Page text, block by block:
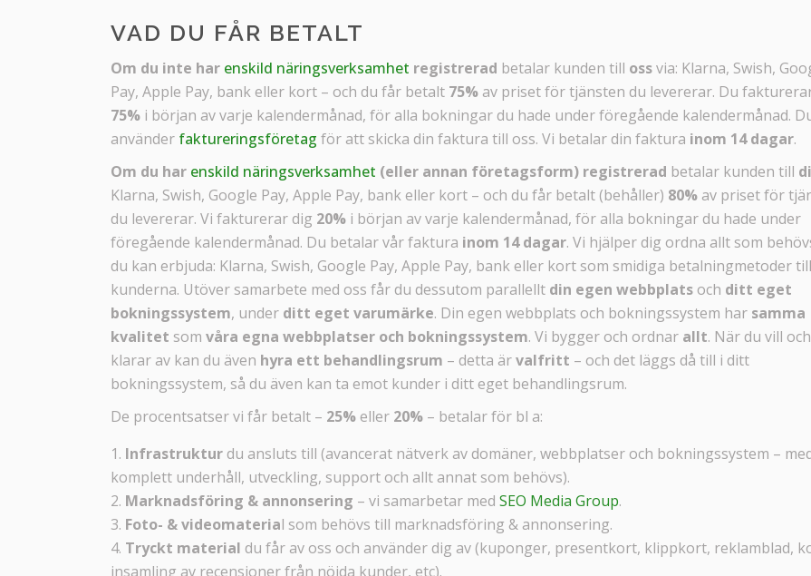
VAD DU FÅR BETALT
Om du inte har enskild näringsverksamhet registrerad betalar kunden till ossvia: Klarna, Swish,
Pay, Apple Pay, bank eller kort – och du får betalt 75% av priset för tjänsten du levererar. Du
75% i början av varje kalendermånad, för alla bokningar du hade under föregående kalendermånad.
använder faktureringsföretag för att skicka din faktura till oss. Vi betalar din faktura inom 14 dagar.
Om du har enskild näringsverksamhet (eller annan företagsform) registrerad betalar kunden till
Klarna, Swish, Google Pay, Apple Pay, bank eller kort – och du får betalt (behåller) 80% av priset för
du levererar. Vi fakturerar dig 20% i början av varje kalendermånad, för alla bokningar du hade under
föregående kalendermånad. Du betalar vår faktura inom 14 dagar. Vi hjälper dig ordna allt som
du kan erbjuda: Klarna, Swish, Google Pay, Apple Pay, bank eller kort som smidiga betalningmetoder till
kunderna. Utöver samarbete med oss får du dessutom parallellt din egen webbplats och ditt eget
bokningssystem, under ditt eget varumärke. Din egen webbplats och bokningssystem har samma
kvalitet som våra egna webbplatser och bokningssystem. Vi bygger och ordnar allt. När du vill och
klarar av kan du även hyra ett behandlingsrum – detta ärvalfritt – och det läggs då till i ditt
bokningssystem, så du även kan ta emot kunder i ditt eget behandlingsrum.
De procentsatser vi får betalt – 25% eller 20% – betalar för bl a:
Infrastruktur du ansluts till (avancerat nätverk av domäner, webbplatser och bokningssystem –
komplett underhåll, utveckling, support och allt annat som behövs).
Marknadsföring & annonsering – vi samarbetar med SEO Media Group.
Foto- & videomaterial som behövs till marknadsföring & annonsering.
Tryckt material du får av oss och använder dig av (kuponger, presentkort, klippkort, reklamblad,
insamling av recensioner från nöjda kunder, etc).